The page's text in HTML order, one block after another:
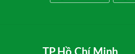
TP.Hồ Chí Minh